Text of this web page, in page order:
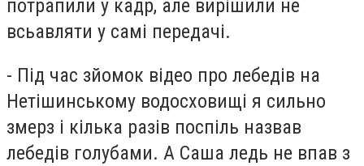
потрапили у кадр, але вирішили не
всьавляти у самі передачі.
- Під час зйомок відео про лебедів на
Нетішинському водосховищі я сильно
змерз і кілька разів поспіль назвав
лебедів голубами. А Саша ледь не впав з